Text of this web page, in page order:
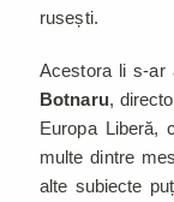
rusești.
Acestora li s-ar
Botnaru,
Europa Liberă,
multe dintre
alte subiecte